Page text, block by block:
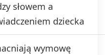
słowem a
dziecka
wymowę